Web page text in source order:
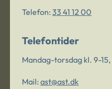
Telefon: 33 41 12 00
Telefontider
Mandag-torsdag kl. 9-
Mail: ast@ast.dk